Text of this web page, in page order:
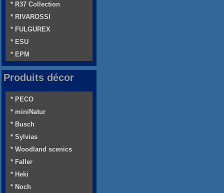
* R37 Collection
* RIVAROSSI
* FULGUREX
* ESU
* EPM
Produits décor
* PECO
* miniNatur
* Busch
* Sylvias
* Woodland scenics
* Faller
* Heki
* Noch